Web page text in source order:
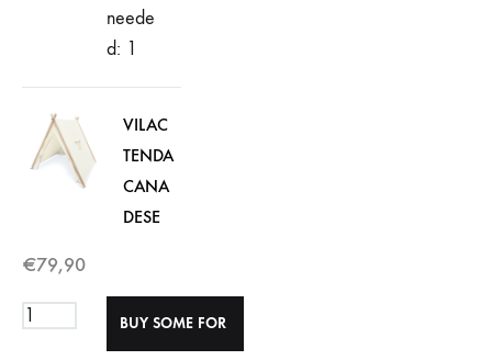
neede
d: 1
VILAC
TENDA
CANA
DESE
€79,90